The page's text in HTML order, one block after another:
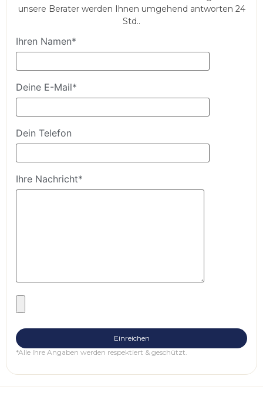
unsere Berater werden Ihnen umgehend antworten 24
Std..
Ihren Namen*
Deine E-Mail*
Dein Telefon
Ihre Nachricht*
*Alle Ihre Angaben werden respektiert & geschützt.